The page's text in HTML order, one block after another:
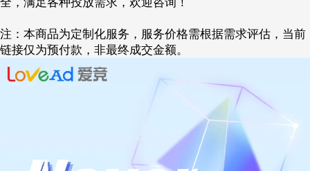
注：本商品为定制化服务，服务价格需根据需求评估，当前
链接仅为预付款，非最终成交金额。